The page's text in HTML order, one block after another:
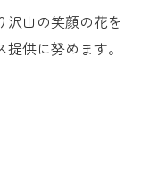
沢山の笑顔の花を
供に努めます。